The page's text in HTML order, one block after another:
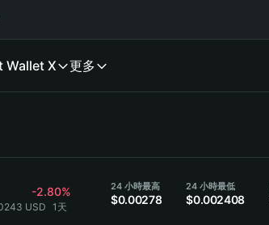
Wallet X 更多
-2.80%
USD 1天
24 小時最高
$0.00278
24 小時最低
$0.002408